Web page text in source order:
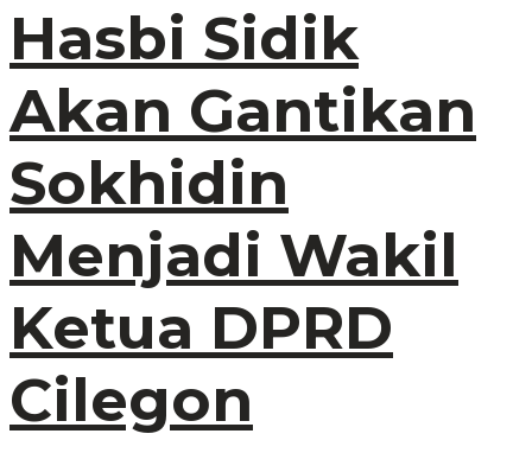
Hasbi Sidik
Akan Gantikan
Sokhidin
Menjadi Wakil
Ketua DPRD
Cilegon